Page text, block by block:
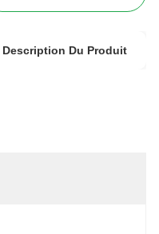
Description Du Produit